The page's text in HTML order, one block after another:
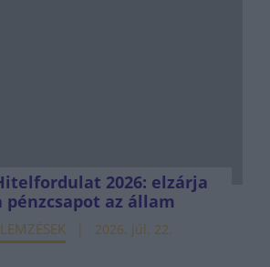
2026: elzárja
pénzcsapot az állam
2026. júl. 22.